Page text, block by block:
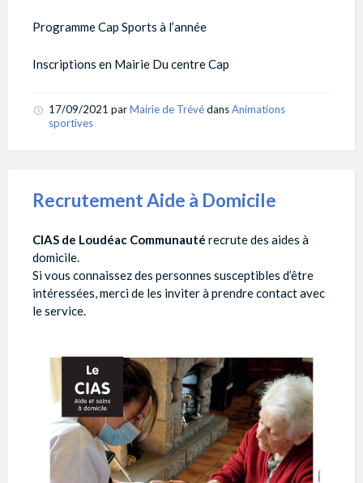
Programme Cap Sports à l’année
Inscriptions en Mairie Du centre Cap
17/09/2021 parMairie de TrévédansAnimations
sportives
Recrutement Aide à Domicile
CIAS de Loudéac Communauté recrute des aides à
domicile.
Si vous connaissez des personnes susceptibles d’être
intéressées, merci de les inviter à prendre contact avec
le service.